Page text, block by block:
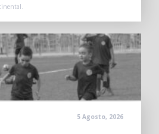
5 Agosto, 2026